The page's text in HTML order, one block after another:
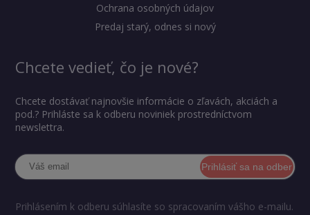
Ochrana osobných údajov
Predaj starý, odnes si nový
Chcete vedieť, čo je nové?
Chcete dostávať najnovšie informácie o zľavách, akciách a
pod.? Prihláste sa k odberu noviniek prostredníctvom
newslettra.
Prihlásiť sa na odber
Prihlásením k odberu súhlasíte so spracovaním vášho e-mailu.